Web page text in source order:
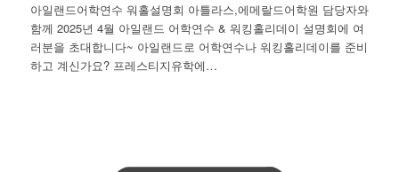
아일랜드어학연수 워홀설명회 아틀라스,에메랄드어학원 담당자와
함께 2025년 4월 아일랜드 어학연수 & 워킹홀리데이 설명회에 여
러분을 초대합니다~ 아일랜드로 어학연수나 워킹홀리데이를 준비
하고 계신가요? 프레스티지유학에…